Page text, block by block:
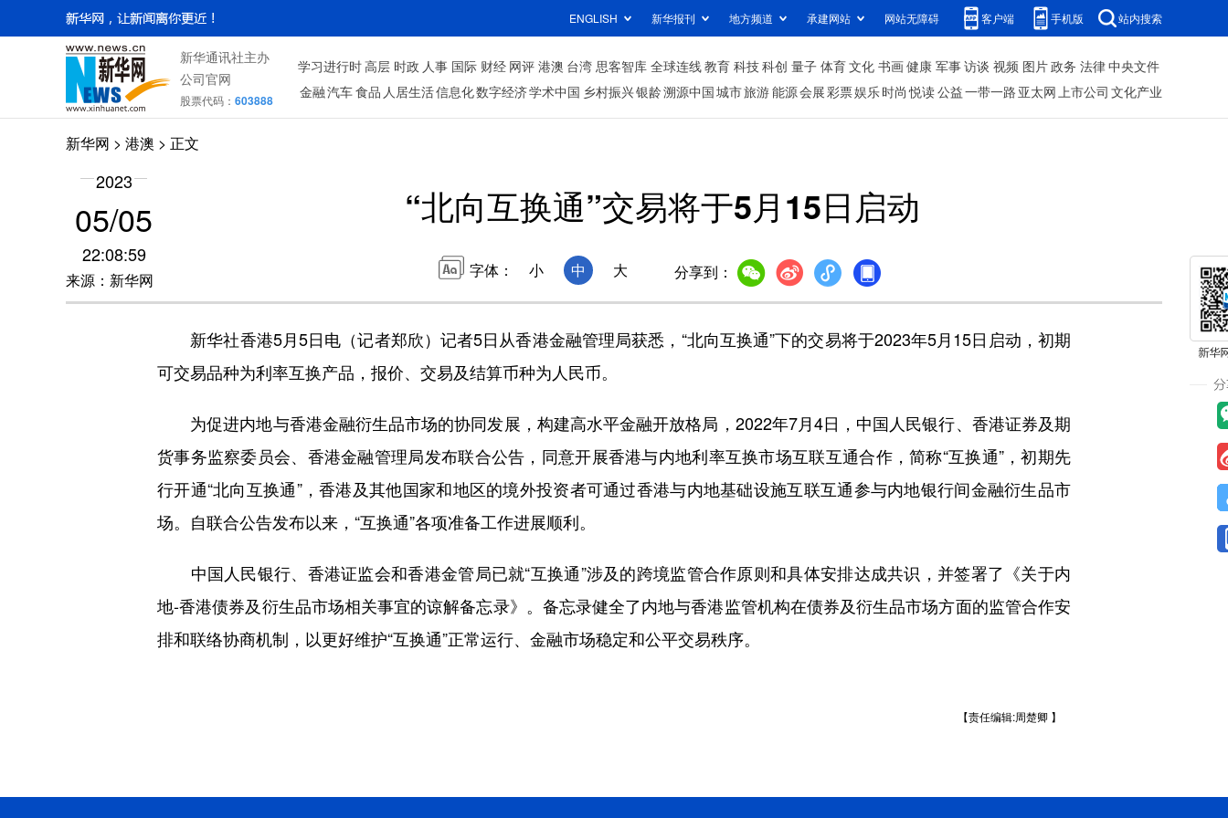
ENGLISH 新华报刊 地方频道 承建网站 网站无障碍 客户端 手机版 站内搜索
新华通讯社主办
公司官网
股票代码： 603888
学习进行时高层 时政 人事 国际 财经 网评 港澳 台湾 思客智库 全球连线教育 科技科创 量子 体育文化 书画健康 军事访谈 视频 图片政务 法律中央文件
金融汽车食品 人居生活信息化数字经济学术中国 乡村振兴银龄溯源中国城市旅游能源会展彩票娱乐时尚 悦读公益一带一路 亚太网上市公司 文化产业
新华网 > 港澳 > 正文
2023
05/05
22:08:59
来源：新华网
“北向互换通”交易将于5月15日启动
字体： 小 中 大 分享到：
新华社香港5月5日电（记者郑欣）记者5日从香港金融管理局获悉，“北向互换通”下的交易将于2023年5月15日启动，初期
可交易品种为利率互换产品，报价、交易及结算币种为人民币。
为促进内地与香港金融衍生品市场的协同发展，构建高水平金融开放格局，2022年7月4日，中国人民银行、香港证券及期
货事务监察委员会、香港金融管理局发布联合公告，同意开展香港与内地利率互换市场互联互通合作，简称“互换通”，初期先
行开通“北向互换通”，香港及其他国家和地区的境外投资者可通过香港与内地基础设施互联互通参与内地银行间金融衍生品市
场。自联合公告发布以来，“互换通”各项准备工作进展顺利。
中国人民银行、香港证监会和香港金管局已就“互换通”涉及的跨境监管合作原则和具体安排达成共识，并签署了《关于内
地-香港债券及衍生品市场相关事宜的谅解备忘录》。备忘录健全了内地与香港监管机构在债券及衍生品市场方面的监管合作安
排和联络协商机制，以更好维护“互换通”正常运行、金融市场稳定和公平交易秩序。
【责任编辑:周楚卿 】